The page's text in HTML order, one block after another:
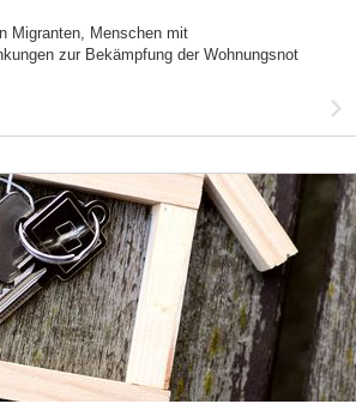
Migranten, Menschen mit
zur Bekämpfung der Wohnungsnot